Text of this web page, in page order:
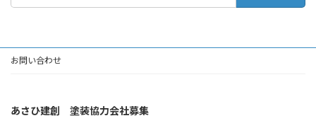
お問い合わせ
あさひ建創 塗装協力会社募集